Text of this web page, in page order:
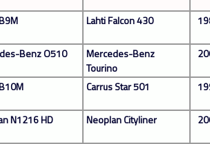
Lahti Falcon 430
Benz O510
Mercedes-Benz
Tourino
Carrus Star 501
N1216 HD Neoplan Cityliner